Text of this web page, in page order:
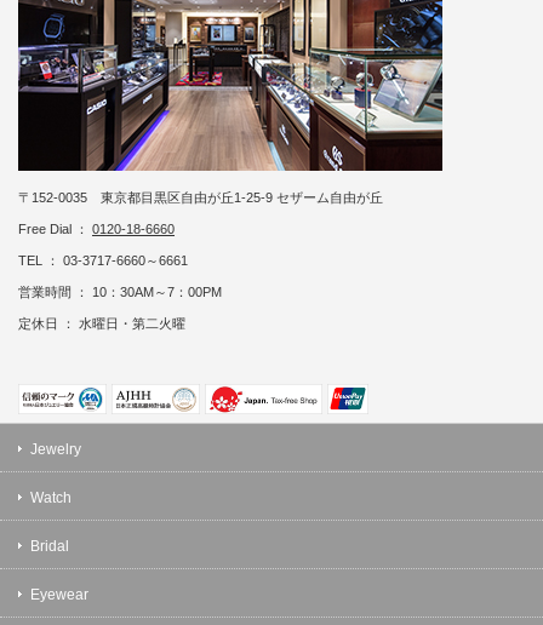
〒152-0035 東京都目黒区自由が丘1-25-9 セザーム自由が丘
Free Dial ： 0120-18-6660
TEL ： 03-3717-6660～6661
営業時間 ： 10：30AM～7：00PM
定休日 ： 水曜日・第二火曜
Jewelry
Watch
Bridal
Eyewear